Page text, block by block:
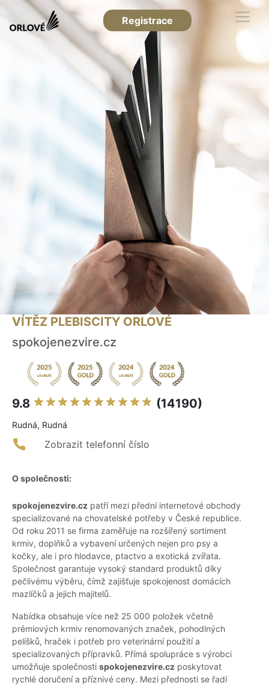
Registrace
VÍTĚZ PLEBISCITY ORLOVÉ
spokojenezvire.cz
9.8 (14190)
Rudná, Rudná
Zobrazit telefonní číslo
O společnosti:
spokojenezvire.cz patří mezi přední internetové obchody
specializované na chovatelské potřeby v České republice.
Od roku 2011 se firma zaměřuje na rozšířený sortiment
krmiv, doplňků a vybavení určených nejen pro psy a
kočky, ale i pro hlodavce, ptactvo a exotická zvířata.
Společnost garantuje vysoký standard produktů díky
pečlivému výběru, čímž zajišťuje spokojenost domácích
mazlíčků a jejich majitelů.
Nabídka obsahuje více než 25 000 položek včetně
prémiových krmiv renomovaných značek, pohodlných
pelíšků, hraček i potřeb pro veterinární použití a
specializovaných přípravků. Přímá spolupráce s výrobci
umožňuje společnosti spokojenezvire.cz poskytovat
rychlé doručení a příznivé ceny. Mezi přednosti se řadí